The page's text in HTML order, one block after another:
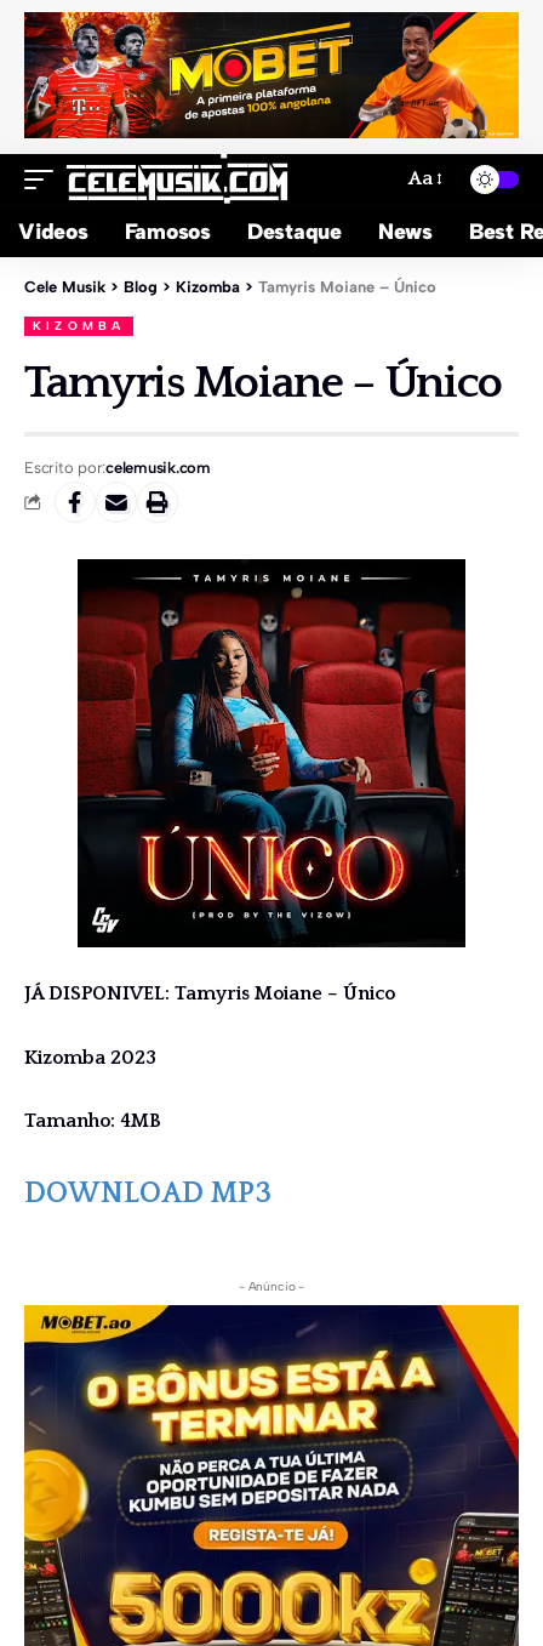
Aa
Videos Famosos Destaque News Best
Cele Musik > Blog > Kizomba > Tamyris Moiane – Único
KIZOMBA
Tamyris Moiane – Único
Escrito por:celemusik.com
JÁ DISPONIVEL: Tamyris Moiane – Único
Kizomba 2023
Tamanho: 4MB
DOWNLOAD MP3
- Anúncio -